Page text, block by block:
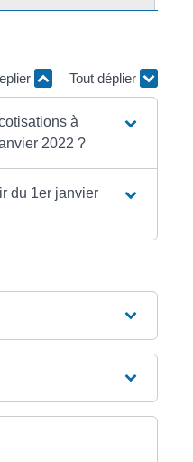
Tout déplier
à
2022 ?
du 1er janvier